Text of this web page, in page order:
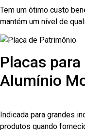
Tem um ótimo custo
mantém um nível de
Placas
Alumínio
Indicada para grandes
produtos quando